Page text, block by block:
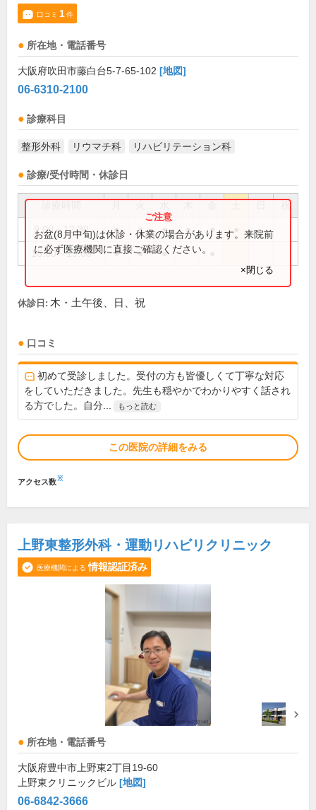
口コミ 1件
所在地・電話番号
大阪府吹田市藤白台5-7-65-102 [地図]
06-6310-2100
診療科目
整形外科 リウマチ科 リハビリテーション科
診療/受付時間・休診日
祝
9:00～12:30 ● ● ● ● ●
16:00～19:00 ● ● ●
お盆(8月中旬)は休診・休業の場合があります。来院前
に必ず医療機関に直接ご確認ください。
×閉じる
休診日: 木・土午後、日、祝
口コミ
初めて受診しました。受付の方も皆優しくて丁寧な対応
をしていただきました。先生も穏やかでわかりやすく話され
る方でした。自分...
もっと読む
この医院の詳細をみる
アクセス数※
上野東整形外科・運動リハビリクリニック
医療機関による 情報認証済み
所在地・電話番号
大阪府豊中市上野東2丁目19-60
上野東クリニックビル [地図]
06-6842-3666